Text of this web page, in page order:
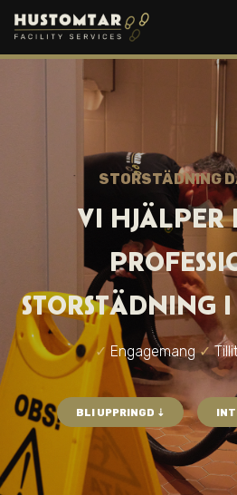
STORSTÄDNING
VI HJÄLPER
STORSTÄDNING
✓ Engagemang✓
BLI UPPRINGD ⇣